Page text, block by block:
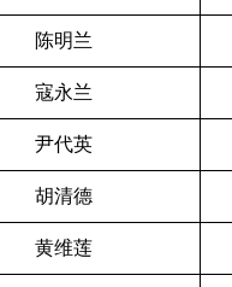
陈明兰
寇永兰
尹代英
胡清德
黄维莲